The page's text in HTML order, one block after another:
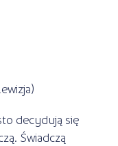
decydują się
Świadczą